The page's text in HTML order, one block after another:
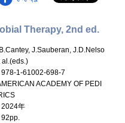
Therapy, 2nd ed.
J.Sauberan, J.D.Nelso
al.(eds.)
978-1-61002-698-7
ACADEMY OF PEDI
2024年
92pp.